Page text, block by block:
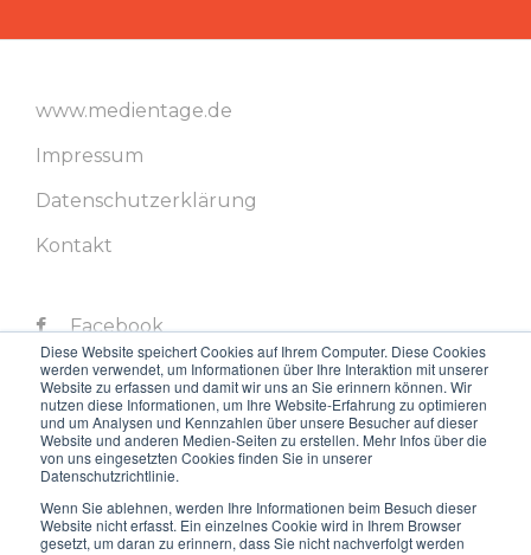
Diese Website speichert Cookies auf Ihrem Computer. Diese Cookies
werden verwendet, um Informationen über Ihre Interaktion mit unserer
Website zu erfassen und damit wir uns an Sie erinnern können. Wir
nutzen diese Informationen, um Ihre Website-Erfahrung zu optimieren
und um Analysen und Kennzahlen über unsere Besucher auf dieser
Website und anderen Medien-Seiten zu erstellen. Mehr Infos über die
von uns eingesetzten Cookies finden Sie in unserer
Datenschutzrichtlinie.
Wenn Sie ablehnen, werden Ihre Informationen beim Besuch dieser
Website nicht erfasst. Ein einzelnes Cookie wird in Ihrem Browser
gesetzt, um daran zu erinnern, dass Sie nicht nachverfolgt werden
www.medientage.de
Impressum
Datenschutzerklärung
Kontakt
Facebook
Twitter
LinkedIn
Instagram
Youtube